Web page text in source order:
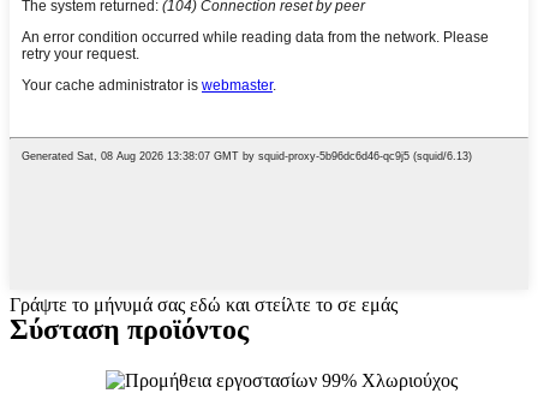
Γράψτε το μήνυμά σας εδώ και στείλτε το σε εμάς
Σύσταση προϊόντος